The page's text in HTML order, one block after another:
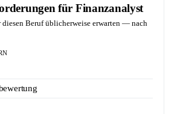
für Finanzanalyst
diesen Beruf üblicherweise erwarten — nach